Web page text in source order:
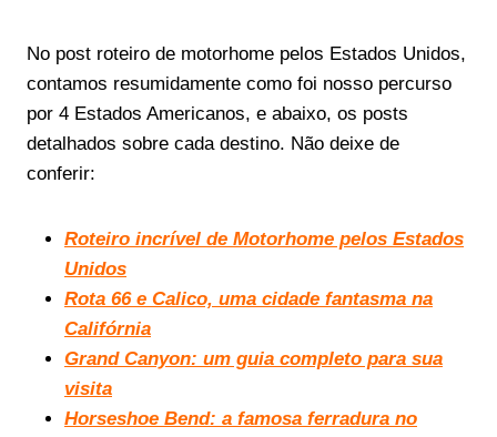
No post roteiro de motorhome pelos Estados Unidos,
contamos resumidamente como foi nosso percurso
por 4 Estados Americanos, e abaixo, os posts
detalhados sobre cada destino. Não deixe de
conferir:
Roteiro incrível de Motorhome pelos Estados
Unidos
Rota 66 e Calico, uma cidade fantasma na
Califórnia
Grand Canyon: um guia completo para sua
visita
Horseshoe Bend: a famosa ferradura no